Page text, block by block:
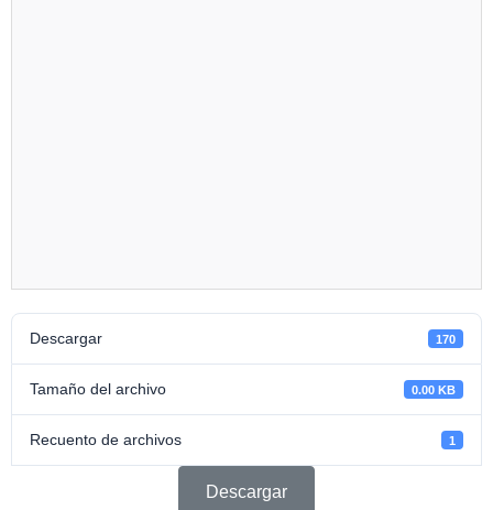
Descargar 170
Tamaño del archivo 0.00 KB
Recuento de archivos 1
Descargar